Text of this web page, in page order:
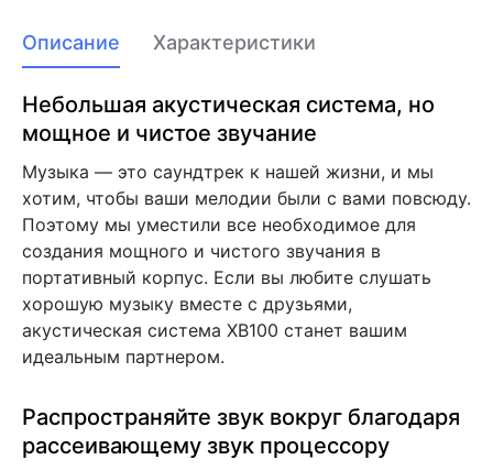
Описание Характеристики
Небольшая акустическая система, но
мощное и чистое звучание
Музыка — это саундтрек к нашей жизни, и мы
хотим, чтобы ваши мелодии были с вами повсюду.
Поэтому мы уместили все необходимое для
создания мощного и чистого звучания в
портативный корпус. Если вы любите слушать
хорошую музыку вместе с друзьями,
акустическая система XB100 станет вашим
идеальным партнером.
Распространяйте звук вокруг благодаря
рассеивающему звук процессору